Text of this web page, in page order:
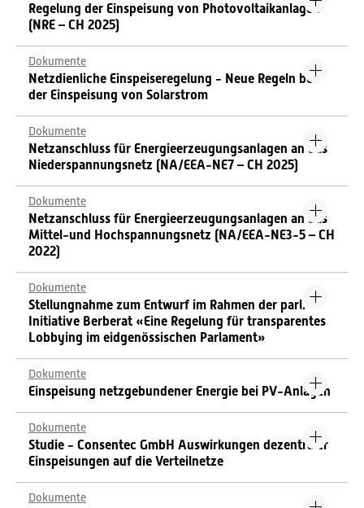
Regelung der Einspeisung von Photovoltaikanlagen
(NRE – CH 2025)
Dokumente
Netzdienliche Einspeiseregelung - Neue Regeln bei
der Einspeisung von Solarstrom
Dokumente
Netzanschluss für Energieerzeugungsanlagen an das
Niederspannungsnetz (NA/EEA-NE7 – CH 2025)
Dokumente
Netzanschluss für Energieerzeugungsanlagen an das
Mittel-und Hochspannungsnetz (NA/EEA-NE3-5 – CH
2022)
Dokumente
Stellungnahme zum Entwurf im Rahmen der parl.
Initiative Berberat «Eine Regelung für transparentes
Lobbying im eidgenössischen Parlament»
Dokumente
Einspeisung netzgebundener Energie bei PV-Anlagen
Dokumente
Studie - Consentec GmbH Auswirkungen dezentraler
Einspeisungen auf die Verteilnetze
Dokumente